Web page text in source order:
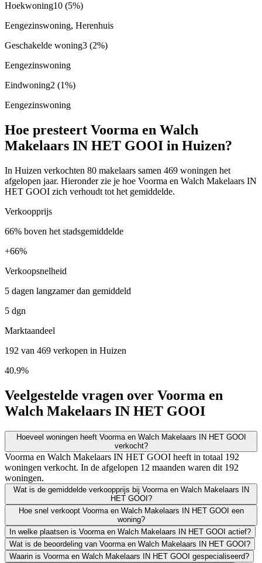
Hoekwoning10 (5%)
Eengezinswoning, Herenhuis
Geschakelde woning3 (2%)
Eengezinswoning
Eindwoning2 (1%)
Eengezinswoning
Hoe presteert Voorma en Walch
Makelaars IN HET GOOI in Huizen?
In Huizen verkochten 80 makelaars samen 469 woningen het
afgelopen jaar. Hieronder zie je hoe Voorma en Walch Makelaars IN
HET GOOI zich verhoudt tot het gemiddelde.
Verkoopprijs
66% boven het stadsgemiddelde
+66%
Verkoopsnelheid
5 dagen langzamer dan gemiddeld
5 dgn
Marktaandeel
192 van 469 verkopen in Huizen
40.9%
Veelgestelde vragen over Voorma en
Walch Makelaars IN HET GOOI
Hoeveel woningen heeft Voorma en Walch Makelaars IN HET GOOI
verkocht?
Voorma en Walch Makelaars IN HET GOOI heeft in totaal 192
woningen verkocht. In de afgelopen 12 maanden waren dit 192
woningen.
Wat is de gemiddelde verkoopprijs bij Voorma en Walch Makelaars IN
HET GOOI?
Hoe snel verkoopt Voorma en Walch Makelaars IN HET GOOI een
woning?
In welke plaatsen is Voorma en Walch Makelaars IN HET GOOI actief?
Wat is de beoordeling van Voorma en Walch Makelaars IN HET GOOI?
Waarin is Voorma en Walch Makelaars IN HET GOOI gespecialiseerd?